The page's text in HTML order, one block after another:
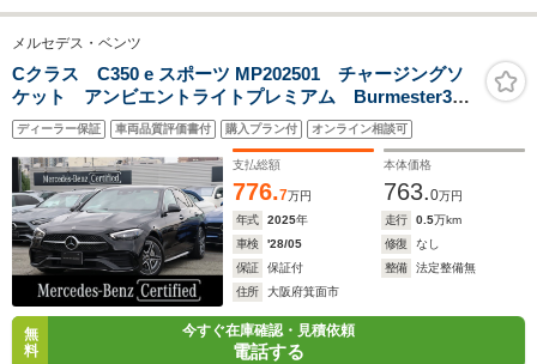
メルセデス・ベンツ
Cクラス C350 e スポーツ MP202501 チャージングソ
ケット アンビエントライトプレミアム Burmester3D
サラウンドサウンドシステム フットトランクオープナ
ー ワイヤレスチャージング ヘッドアップディスプレ
イ シートベンチレーター
ディーラー保証 車両品質評価書付 購入プラン付 オンライン相談可
支払総額
776.7万円
本体価格
763.0万円
年式
2025年 走行 0.5万km
車検
'28/05 修復
なし
保証
保証付 整備
法定整備無
住所
大阪府箕面市
無
料
今すぐ在庫確認・見積依頼
電話する